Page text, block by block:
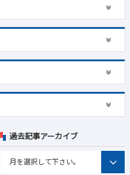
過去記事アーカイブ